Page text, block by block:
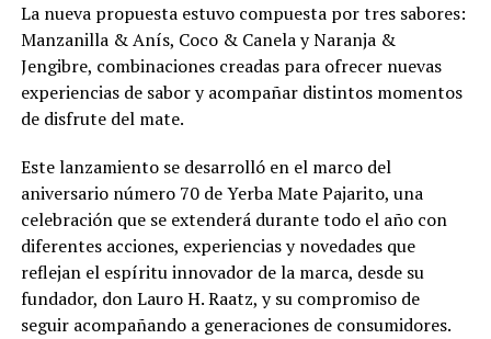
La nueva propuesta estuvo compuesta por tres sabores:
Manzanilla & Anís, Coco & Canela y Naranja &
Jengibre, combinaciones creadas para ofrecer nuevas
experiencias de sabor y acompañar distintos momentos
de disfrute del mate.
Este lanzamiento se desarrolló en el marco del
aniversario número 70 de Yerba Mate Pajarito, una
celebración que se extenderá durante todo el año con
diferentes acciones, experiencias y novedades que
reflejan el espíritu innovador de la marca, desde su
fundador, don Lauro H. Raatz, y su compromiso de
seguir acompañando a generaciones de consumidores.